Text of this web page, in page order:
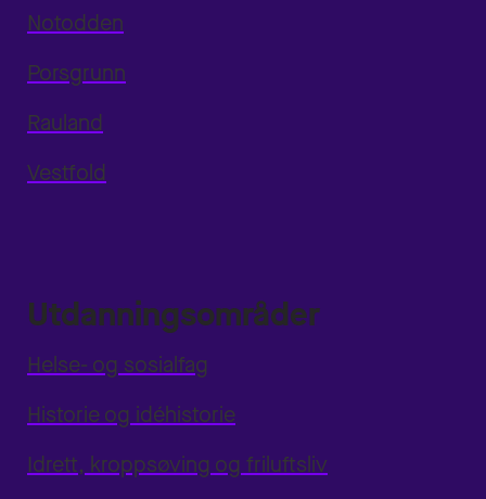
Notodden
Porsgrunn
Rauland
Vestfold
Utdanningsområder
Helse- og sosialfag
Historie og idéhistorie
Idrett, kroppsøving og friluftsliv